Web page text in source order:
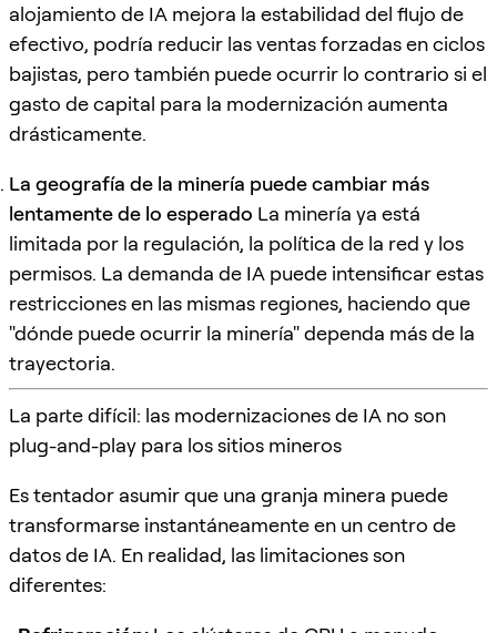
alojamiento de IA mejora la estabilidad del flujo de
efectivo, podría reducir las ventas forzadas en ciclos
bajistas, pero también puede ocurrir lo contrario si el
gasto de capital para la modernización aumenta
drásticamente.
La geografía de la minería puede cambiar más
lentamente de lo esperado La minería ya está
limitada por la regulación, la política de la red y los
permisos. La demanda de IA puede intensificar estas
restricciones en las mismas regiones, haciendo que
"dónde puede ocurrir la minería" dependa más de la
trayectoria.
La parte difícil: las modernizaciones de IA no son
plug-and-play para los sitios mineros
Es tentador asumir que una granja minera puede
transformarse instantáneamente en un centro de
datos de IA. En realidad, las limitaciones son
diferentes: